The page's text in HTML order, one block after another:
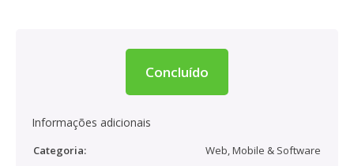
Concluído
Informações adicionais
Categoria:
Web, Mobile & Software